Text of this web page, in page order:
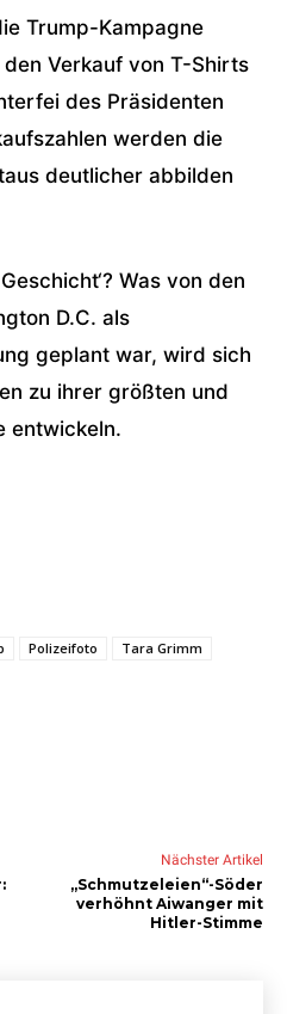
Trump-Kampagne
Verkauf von T-Shirts
des Präsidenten
werden die
deutlicher abbilden
Was von den
D.C. als
geplant war, wird sich
zu ihrer größten und
entwickeln.
Polizeifoto
Tara Grimm
Nächster Artikel
„Schmutzeleien“-Söder
verhöhnt Aiwanger mit
Hitler-Stimme